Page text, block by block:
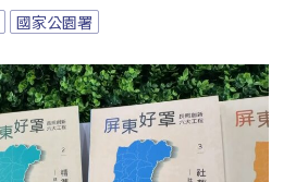
國家公園署